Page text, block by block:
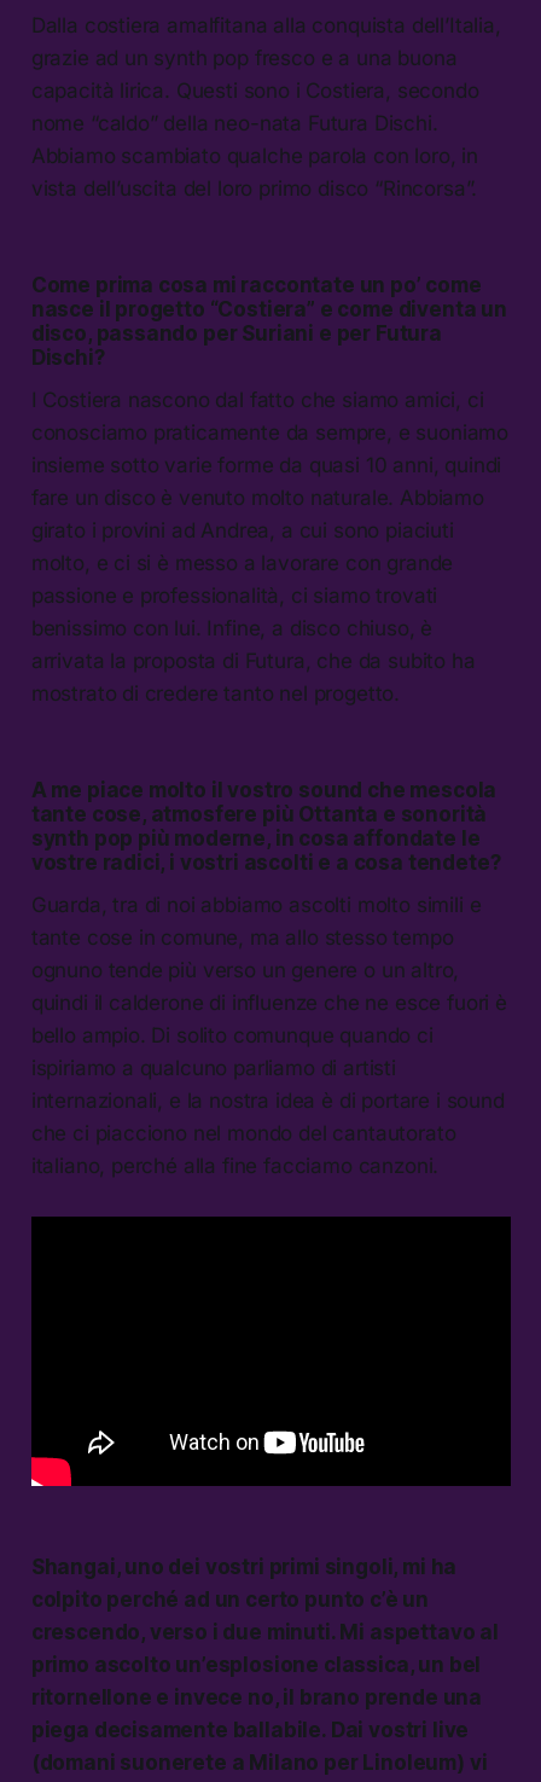
Dalla costiera amalfitana alla conquista dell’Italia,
grazie ad un synth pop fresco e a una buona
capacità lirica. Questi sono i Costiera, secondo
nome “caldo” della neo-nata Futura Dischi.
Abbiamo scambiato qualche parola con loro, in
vista dell’uscita del loro primo disco “Rincorsa”.
Come prima cosa mi raccontate un po’ come
nasce il progetto “Costiera” e come diventa un
disco, passando per Suriani e per Futura
Dischi?
I Costiera nascono dal fatto che siamo amici, ci
conosciamo praticamente da sempre, e suoniamo
insieme sotto varie forme da quasi 10 anni, quindi
fare un disco è venuto molto naturale. Abbiamo
girato i provini ad Andrea, a cui sono piaciuti
molto, e ci si è messo a lavorare con grande
passione e professionalità, ci siamo trovati
benissimo con lui. Infine, a disco chiuso, è
arrivata la proposta di Futura, che da subito ha
mostrato di credere tanto nel progetto.
A me piace molto il vostro sound che mescola
tante cose, atmosfere più Ottanta e sonorità
synth pop più moderne, in cosa affondate le
vostre radici, i vostri ascolti e a cosa tendete?
Guarda, tra di noi abbiamo ascolti molto simili e
tante cose in comune, ma allo stesso tempo
ognuno tende più verso un genere o un altro,
quindi il calderone di influenze che ne esce fuori è
bello ampio. Di solito comunque quando ci
ispiriamo a qualcuno parliamo di artisti
internazionali, e la nostra idea è di portare i sound
che ci piacciono nel mondo del cantautorato
italiano, perché alla fine facciamo canzoni.
Shangai, uno dei vostri primi singoli, mi ha
colpito perché ad un certo punto c’è un
crescendo, verso i due minuti. Mi aspettavo al
primo ascolto un’esplosione classica, un bel
ritornellone e invece no, il brano prende una
piega decisamente ballabile. Dai vostri live
(domani suonerete a Milano per Linoleum) vi